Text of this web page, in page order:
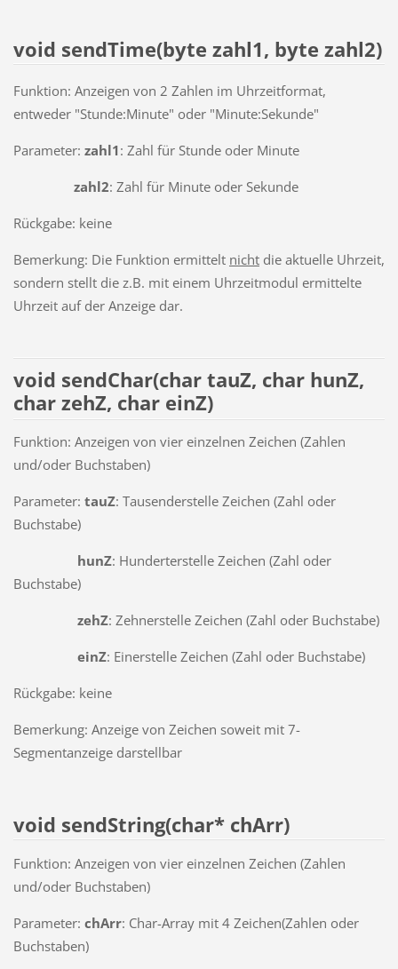
void sendTime(byte zahl1, byte zahl2)
Funktion: Anzeigen von 2 Zahlen im Uhrzeitformat,
entweder "Stunde:Minute" oder "Minute:Sekunde"
Parameter: zahl1: Zahl für Stunde oder Minute
zahl2: Zahl für Minute oder Sekunde
Rückgabe: keine
Bemerkung: Die Funktion ermittelt nichtdie aktuelle Uhrzeit,
sondern stellt die z.B. mit einem Uhrzeitmodul ermittelte
Uhrzeit auf der Anzeige dar.
void sendChar(char tauZ, char hunZ,
char zehZ, char einZ)
Funktion: Anzeigen von vier einzelnen Zeichen (Zahlen
und/oder Buchstaben)
Parameter: tauZ: Tausenderstelle Zeichen (Zahl oder
Buchstabe)
hunZ: Hunderterstelle Zeichen (Zahl oder
Buchstabe)
zehZ: Zehnerstelle Zeichen (Zahl oder Buchstabe)
einZ: Einerstelle Zeichen (Zahl oder Buchstabe)
Rückgabe: keine
Bemerkung: Anzeige von Zeichen soweit mit 7-
Segmentanzeige darstellbar
void sendString(char* chArr)
Funktion: Anzeigen von vier einzelnen Zeichen (Zahlen
und/oder Buchstaben)
Parameter: chArr: Char-Array mit 4 Zeichen(Zahlen oder
Buchstaben)